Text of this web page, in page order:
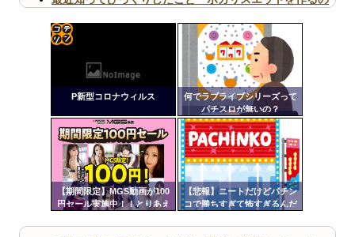
【ヤバ杉】日本の無車検車「実は俺たち20万台も走って
ますｗ」←これどうす...
【閲覧注意】俺が近くにいると機械が壊れるんだけどさ
【画像】ペプシコーラ社、「こういうのでいいんだよ」
な新商品を発売
Powered by livedoor 相互RSS
P新型コロナウィルス
何でラブライブシリーズって
パチスロが無いの？
【期間限定】MGS動画が100
円セール実施中！！とりあえ
【悲報】ニートだけどパチン
コで勝ちすぎて怖すぎるんだ
ンク
自動
更新
ツー